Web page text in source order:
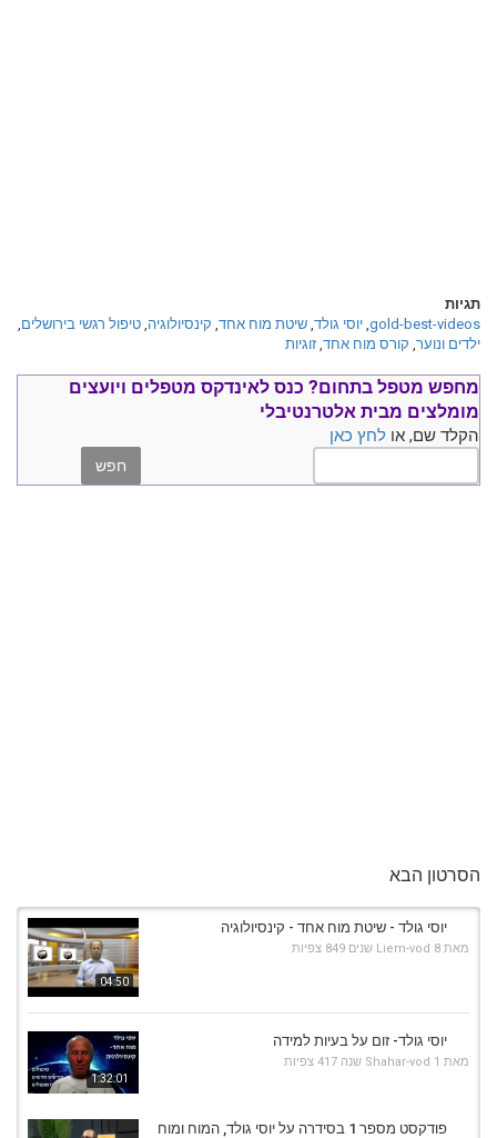
תגיות
gold-best-videos
, יוסי גולד, שיטת מוח אחד, קינסיולוגיה, טיפול רגשי בירושלים,
ילדים ונוער, קורס מוח אחד, זוגיות
מחפש מטפל בתחום? כנס לאינדקס מטפלים ויועצים
מומלצים מבית אלטרנטיבלי
הקלד שם, או לחץ כאן
הסרטון הבא
04:50
יוסי גולד - שיטת מוח אחד - קינסיולוגיה
מאת Liem-vod 8 שנים 849 צפיות
1:32:01
יוסי גולד- זום על בעיות למידה
מאת Shahar-vod 1 שנה 417 צפיות
פודקסט מספר 1 בסידרה על יוסי גולד, המוח ומוח